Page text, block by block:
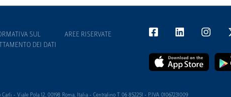
SUL
DEI DATI
AREE RISERVATE
- Viale Pola 12, 00198 Roma, Italia - Centralino T 06 852251 - P.IVA 01067231009